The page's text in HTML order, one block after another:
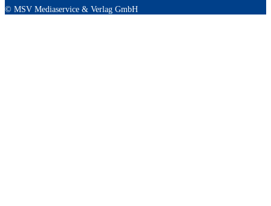
© MSV Mediaservice & Verlag GmbH